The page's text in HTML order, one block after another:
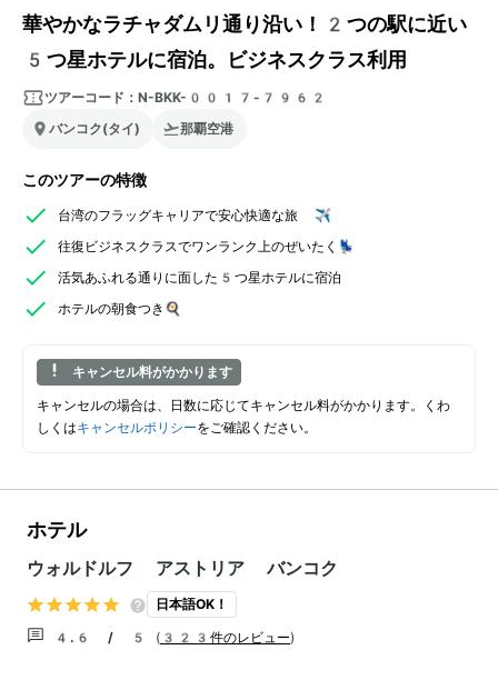
華やかなラチャダムリ通り沿い！2つの駅に近い
5つ星ホテルに宿泊。ビジネスクラス利用
ツアーコード： N-BKK-0017-7962
バンコク(タイ)
那覇空港
このツアーの特徴
台湾のフラッグキャリアで安心快適な旅 ✈️
往復ビジネスクラスでワンランク上のぜいたく💺
活気あふれる通りに面した5つ星ホテルに宿泊
ホテルの朝食つき🍳
キャンセル料がかかります
キャンセルの場合は、日数に応じてキャンセル料がかかります。くわ
しくはキャンセルポリシーをご確認ください。
ホテル
ウォルドルフ アストリア バンコク
日本語OK！
4.6 / 5 ( 323件のレビュー)